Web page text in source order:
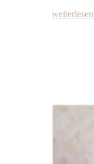
weiterlesen